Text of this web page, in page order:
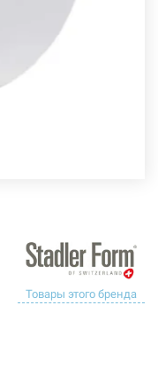
Товары этого бренда